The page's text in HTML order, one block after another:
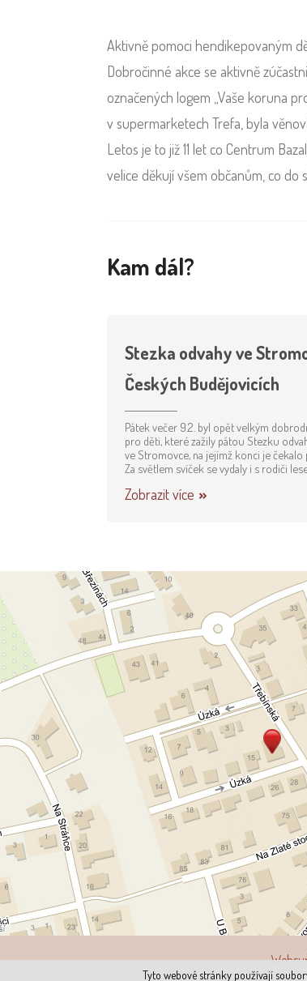
Tyto webové stránky používají
Aktivně pomoci hendikepovaným
Dobročinné akce se aktivně
označených logem „Vaše koruna
v supermarketech Trefa, byla
Letos je to již 11 let co Centrum
velice děkují všem občanům, co do
Kam dál?
Stezka odvahy ve
Českých Budějovicích
Pátek večer 9.2. byl opět velkým
pro děti, které zažily pátou Stezku
ve Stromovce, na jejímž konci je čekalo
Za světlem svíček se vydaly i s rodiči
Zobrazit více